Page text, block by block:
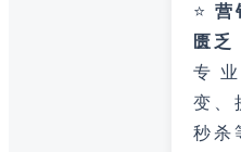
⭐营
匮乏
专
变、
秒杀